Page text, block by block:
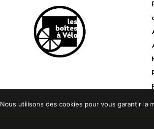
Nous utilisons des cookies pour vous garantir